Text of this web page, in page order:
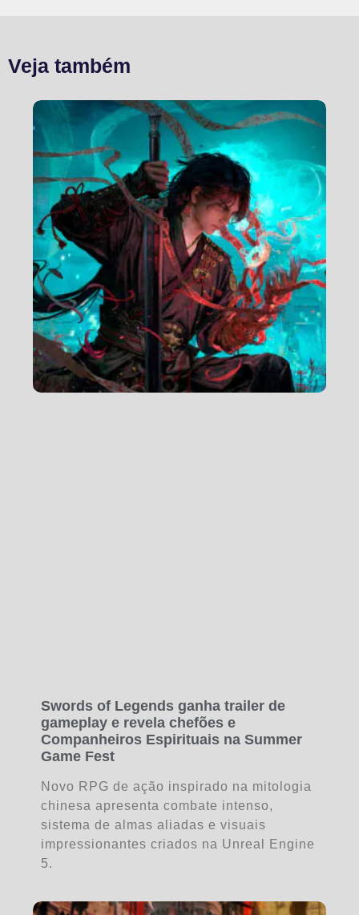
Veja também
Swords of Legends ganha trailer de
gameplay e revela chefões e
Companheiros Espirituais na Summer
Game Fest
Novo RPG de ação inspirado na mitologia
chinesa apresenta combate intenso,
sistema de almas aliadas e visuais
impressionantes criados na Unreal Engine
5.